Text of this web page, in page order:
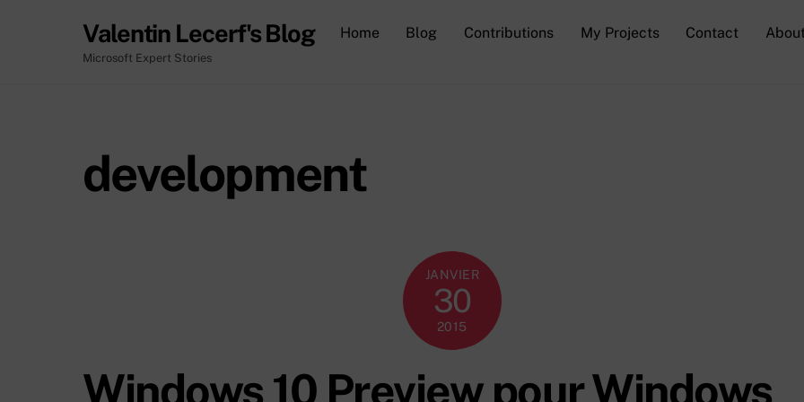
Valentin Lecerf's Blog
Microsoft Expert Stories
Home Blog Contributions My Projects Contact
development
JANVIER
30
2015
Windows 10 Preview pour Windows